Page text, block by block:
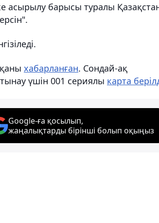
асырылу барысы туралы
хабарланған. Сондай-ақ
үшін 001 сериялы карта
Google-ға қосылып,
жаңалықтарды бірінші болып оқыңыз